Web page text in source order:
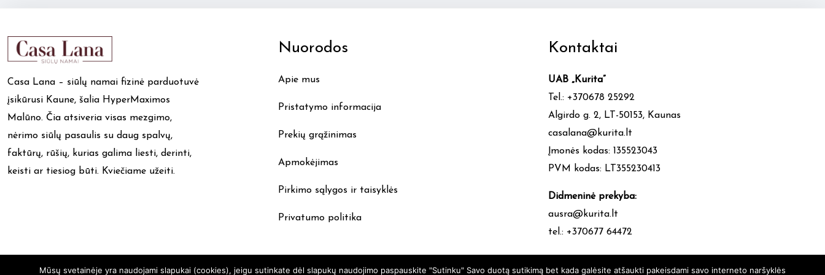
may
product
Casa Lana – siūlų namai fizinė parduotuvė
įsikūrusi Kaune, šalia HyperMaximos
Malūno. Čia atsiveria visas mezgimo,
nėrimo siūlų pasaulis su daug spalvų,
faktūrų, rūšių, kurias galima liesti, derinti,
keisti ar tiesiog būti. Kviečiame užeiti.
Nuorodos
Apie mus
Pristatymo informacija
Prekių grąžinimas
Apmokėjimas
Pirkimo sąlygos ir taisyklės
Privatumo politika
Kontaktai
UAB „Kurita”
Tel.: +370678 25292
Algirdo g. 2, LT-50153, Kaunas
casalana@kurita.lt
Įmonės kodas: 135523043
PVM kodas: LT355230413
Didmeninė prekyba:
ausra@kurita.lt
tel.: +370677 64472
Mūsų svetainėje yra naudojami slapukai (cookies), jeigu sutinkate dėl slapukų naudojimo paspauskite "Sutinku" Savo duotą sutikimą bet kada galėsite atšaukti pakeisdami savo interneto naršyklės